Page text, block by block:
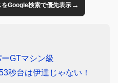
Google検索で優先表示→
GTマシン級
秒台は伊達じゃない！